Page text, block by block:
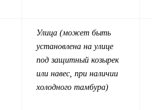
Улица (может быть
установлена на улице
под защитный козырек
или навес, при наличии
холодного тамбура)